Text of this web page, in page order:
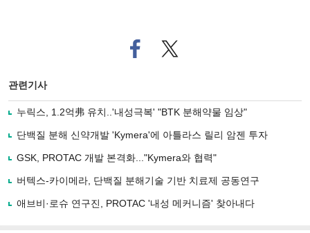
페
이
로
기
사
유
기
트위
터로
관련기사
누릭스, 1.2억弗 유치..'내성극복' "BTK 분해약물 임상"
단백질 분해 신약개발 'Kymera'에 아틀라스 릴리 암젠 투자
GSK, PROTAC 개발 본격화..."Kymera와 협력"
버텍스-카이메라, 단백질 분해기술 기반 치료제 공동연구
애브비·로슈 연구진, PROTAC '내성 메커니즘' 찾아내다